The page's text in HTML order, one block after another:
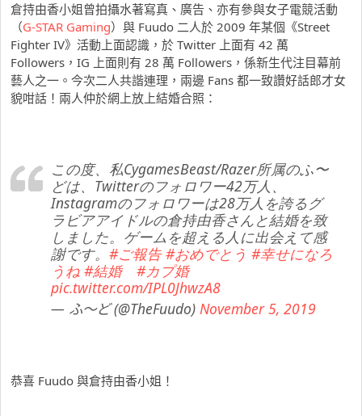
倉持由香小姐曾拍攝水著寫真、廣告、亦有參與女子電競活動
（G-STAR Gaming）與 Fuudo 二人於 2009 年某個《Street
Fighter IV》活動上面認識，於 Twitter 上面有 42 萬
Followers，IG 上面則有 28 萬 Followers，係新生代注目幕前
藝人之一。今次二人共諧連理，兩邊 Fans 都一致讚好話郎才女
貌咁話！兩人仲於網上放上結婚合照：
この度、私CygamesBeast/Razer所属のふ〜
どは、Twitterのフォロワー42万人、
Instagramのフォロワーは28万人を誇るグ
ラビアアイドルの倉持由香さんと結婚を致
しました。ゲームを超える人に出会えて感
謝です。 #ご報告 #おめでとう #幸せになろ
うね #結婚
#カプ婚
pic.twitter.com/IPL0JhwzA8
— ふ～ど (@TheFuudo) November 5, 2019
恭喜 Fuudo 與倉持由香小姐！